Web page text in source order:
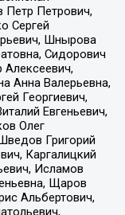
Петр Петрович,
Сергей
Шнырова
Сидорович
Алексеевич,
Анна Валерьевна,
Георгиевич,
Евгеньевич,
Олег
Григорий
Каргалицкий
Исламов
Щаров
Альбертович,